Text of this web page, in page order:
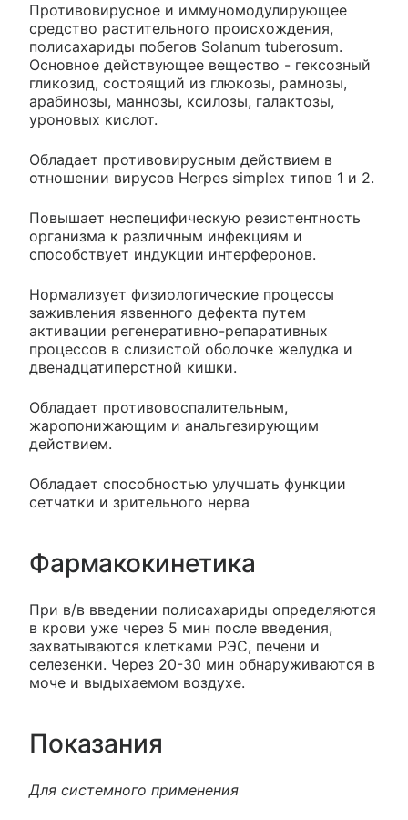
Противовирусное и иммуномодулирующее
средство растительного происхождения,
полисахариды побегов Solanum tuberosum.
Основное действующее вещество - гексозный
гликозид, состоящий из глюкозы, рамнозы,
арабинозы, маннозы, ксилозы, галактозы,
уроновых кислот.
Обладает противовирусным действием в
отношении вирусов Herpes simplex типов 1 и 2.
Повышает неспецифическую резистентность
организма к различным инфекциям и
способствует индукции интерферонов.
Нормализует физиологические процессы
заживления язвенного дефекта путем
активации регенеративно-репаративных
процессов в слизистой оболочке желудка и
двенадцатиперстной кишки.
Обладает противовоспалительным,
жаропонижающим и анальгезирующим
действием.
Обладает способностью улучшать функции
сетчатки и зрительного нерва
Фармакокинетика
При в/в введении полисахариды определяются
в крови уже через 5 мин после введения,
захватываются клетками РЭС, печени и
селезенки. Через 20-30 мин обнаруживаются в
моче и выдыхаемом воздухе.
Показания
Для системного применения